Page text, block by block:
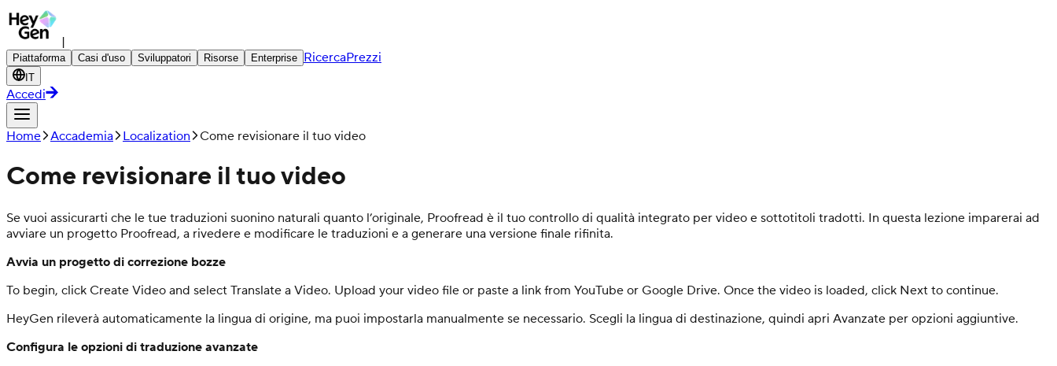
|
Piattaforma Casi d'uso Sviluppatori Risorse Enterprise RicercaPrezzi
IT
Accedi
Home Accademia Localization Come revisionare il tuo video
Come revisionare il tuo video
Se vuoi assicurarti che le tue traduzioni suonino naturali quanto l’originale, Proofread è il tuo controllo di qualità integrato per video e sottotitoli tradotti. In questa lezione imparerai ad
avviare un progetto Proofread, a rivedere e modificare le traduzioni e a generare una versione finale rifinita.
Avvia un progetto di correzione bozze
To begin, click Create Video and select Translate a Video. Upload your video file or paste a link from YouTube or Google Drive. Once the video is loaded, click Next to continue.
HeyGen rileverà automaticamente la lingua di origine, ma puoi impostarla manualmente se necessario. Scegli la lingua di destinazione, quindi apri Avanzate per opzioni aggiuntive.
Configura le opzioni di traduzione avanzate